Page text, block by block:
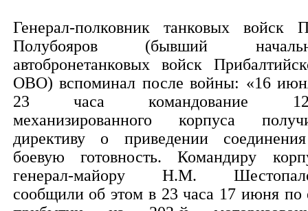
Генерал-полковник танковых войск
Полубояров (бывший
автобронетанковых войск
ОВО) вспоминал после войны: «16
23 часа командование 12-
механизированного корпуса
директиву о приведении
боевую готовность. Командиру
генерал-майору Н.М.
сообщили об этом в 23 часа 17 июня по